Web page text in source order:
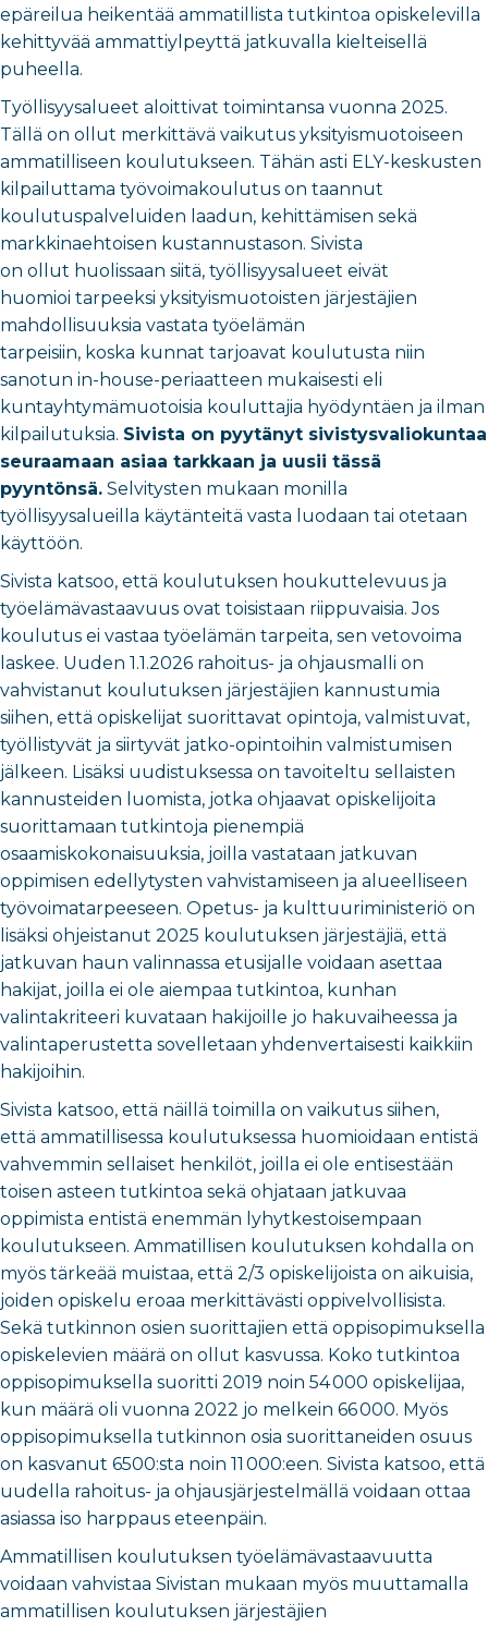
epäreilua heikentää ammatillista tutkintoa opiskelevilla
kehittyvää ammattiylpeyttä jatkuvalla kielteisellä
puheella.
Työllisyysalueet aloittivat toimintansa vuonna 2025.
Tällä on ollut merkittävä vaikutus yksityismuotoiseen
ammatilliseen koulutukseen. Tähän asti ELY-keskusten
kilpailuttama työvoimakoulutus on taannut
koulutuspalveluiden laadun, kehittämisen sekä
markkinaehtoisen kustannustason. Sivista
on ollut huolissaan siitä, työllisyysalueet eivät
huomioi tarpeeksi yksityismuotoisten järjestäjien
mahdollisuuksia vastata työelämän
tarpeisiin, koska kunnat tarjoavat koulutusta niin
sanotun in-house-periaatteen mukaisesti eli
kuntayhtymämuotoisia kouluttajia hyödyntäen ja ilman
kilpailutuksia. Sivista on pyytänyt sivistysvaliokuntaa
seuraamaan asiaa tarkkaan ja uusii tässä
pyyntönsä. Selvitysten mukaan monilla
työllisyysalueilla käytänteitä vasta luodaan tai otetaan
käyttöön.
Sivista katsoo, että koulutuksen houkuttelevuus ja
työelämävastaavuus ovat toisistaan riippuvaisia. Jos
koulutus ei vastaa työelämän tarpeita, sen vetovoima
laskee. Uuden 1.1.2026 rahoitus- ja ohjausmalli on
vahvistanut koulutuksen järjestäjien kannustumia
siihen, että opiskelijat suorittavat opintoja, valmistuvat,
työllistyvät ja siirtyvät jatko-opintoihin valmistumisen
jälkeen. Lisäksi uudistuksessa on tavoiteltu sellaisten
kannusteiden luomista, jotka ohjaavat opiskelijoita
suorittamaan tutkintoja pienempiä
osaamiskokonaisuuksia, joilla vastataan jatkuvan
oppimisen edellytysten vahvistamiseen ja alueelliseen
työvoimatarpeeseen. Opetus- ja kulttuuriministeriö on
lisäksi ohjeistanut 2025 koulutuksen järjestäjiä, että
jatkuvan haun valinnassa etusijalle voidaan asettaa
hakijat, joilla ei ole aiempaa tutkintoa, kunhan
valintakriteeri kuvataan hakijoille jo hakuvaiheessa ja
valintaperustetta sovelletaan yhdenvertaisesti kaikkiin
hakijoihin.
Sivista katsoo, että näillä toimilla on vaikutus siihen,
että ammatillisessa koulutuksessa huomioidaan entistä
vahvemmin sellaiset henkilöt, joilla ei ole entisestään
toisen asteen tutkintoa sekä ohjataan jatkuvaa
oppimista entistä enemmän lyhytkestoisempaan
koulutukseen. Ammatillisen koulutuksen kohdalla on
myös tärkeää muistaa, että 2/3 opiskelijoista on aikuisia,
joiden opiskelu eroaa merkittävästi oppivelvollisista.
Sekä tutkinnon osien suorittajien että oppisopimuksella
opiskelevien määrä on ollut kasvussa. Koko tutkintoa
oppisopimuksella suoritti 2019 noin 54000 opiskelijaa,
kun määrä oli vuonna 2022 jo melkein 66000. Myös
oppisopimuksella tutkinnon osia suorittaneiden osuus
on kasvanut 6500:sta noin 11 000:een. Sivista katsoo, että
uudella rahoitus- ja ohjausjärjestelmällä voidaan ottaa
asiassa iso harppaus eteenpäin.
Ammatillisen koulutuksen työelämävastaavuutta
voidaan vahvistaa Sivistan mukaan myös muuttamalla
ammatillisen koulutuksen järjestäjien